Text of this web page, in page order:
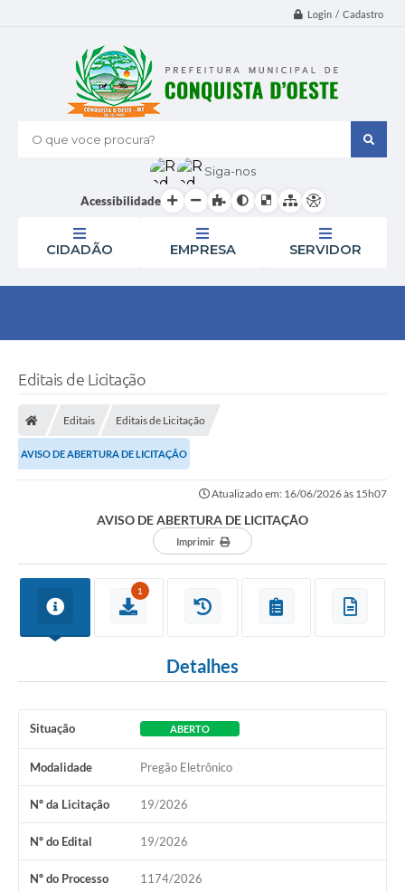
Login / Cadastro
O que voce procura?
Siga-nos
Acessibilidade
CIDADÃO EMPRESA SERVIDOR
Editais de Licitação
Editais Editais de Licitação
AVISO DE ABERTURA DE LICITAÇÃO
Atualizado em: 16/06/2026 às 15h07
AVISO DE ABERTURA DE LICITAÇÃO
Imprimir
1
Detalhes
Situação ABERTO
Modalidade Pregão Eletrônico
Nº da Licitação 19/2026
Nº do Edital 19/2026
Nº do Processo 1174/2026